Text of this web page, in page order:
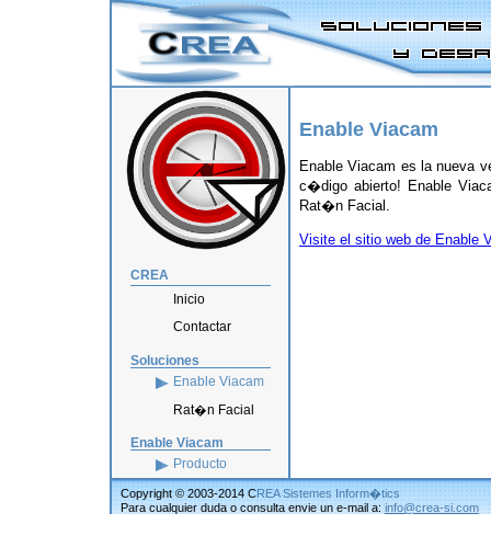
CREA
Inicio
Contactar
Soluciones
Enable Viacam
Rat�n Facial
Enable Viacam
Producto
Enable Viacam
Enable Viacam es la nueva
c�digo abierto! Enable
Rat�n Facial.
Visite el sitio web de Enable
Copyright © 2003-2014 CREA Sistemes Inform�tics
Para cualquier duda o consulta envie un e-mail a:info@crea-si.com